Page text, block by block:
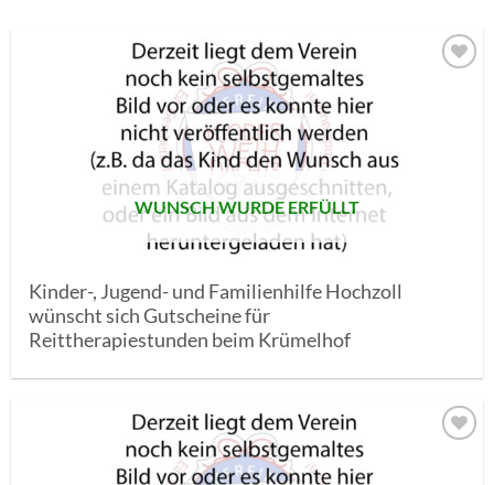
WUNSCH WURDE ERFÜLLT
Kinder-, Jugend- und Familienhilfe Hochzoll
wünscht sich Gutscheine für
Reittherapiestunden beim Krümelhof